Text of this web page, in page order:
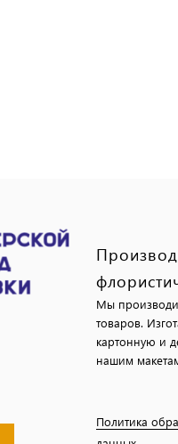
Мы
товаров.
картонную и
нашим
Политика